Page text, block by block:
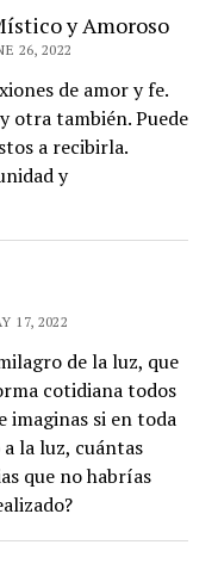
y Amoroso
26, 2022
de amor y fe.
otra también. Puede
a recibirla.
y
17, 2022
de la luz, que
cotidiana todos
imaginas si en toda
la luz, cuántas
que no habrías